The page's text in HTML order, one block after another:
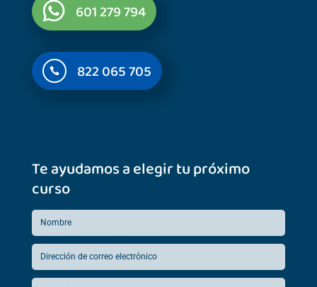
601 279 794
 822 065 705
Te ayudamos a elegir tu próximo
curso